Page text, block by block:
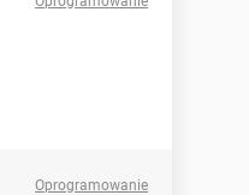
Oprogramowanie